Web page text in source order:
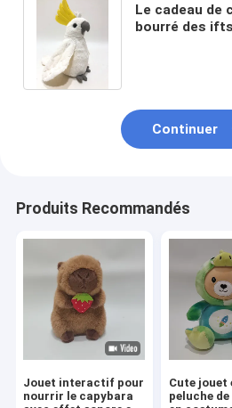
Le cadeau de
bourré des
Continuer
Produits Recommandés
Jouet interactif pour
nourrir le capybara
Cute jouet
peluche